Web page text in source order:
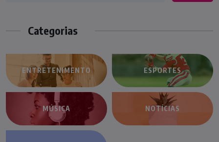
Categorias
ENTRETENIMENTO ESPORTES
MÚSICA NOTÍCIAS